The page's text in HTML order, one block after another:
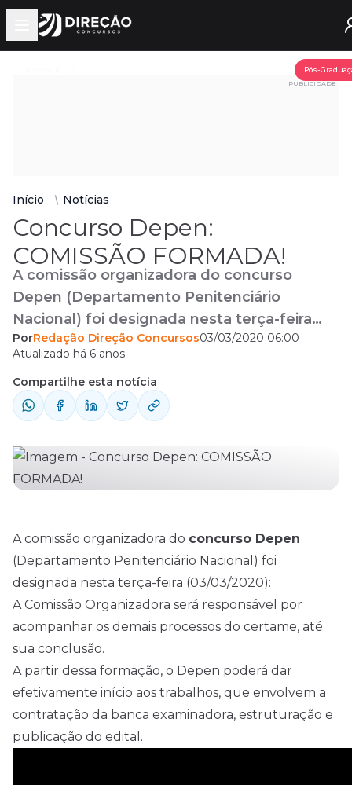
Open main menu
Pós-
PUBLICIDADE
Início Notícias
Concurso Depen:
COMISSÃO FORMADA!
A comissão organizadora do concurso
Depen (Departamento Penitenciário
Nacional) foi designada nesta terça-feira
(03/03/2020): A Comissão Organizadora será
responsável por acompanhar os demais
processos do certame, até sua conclusão. A
partir dessa formação, o Depen poderá dar
envolvem a contratação da banca
examinadora, estruturação e publicação do
edital. Vagas – ...
PorRedação Direção Concursos03/03/2020 06:00
Atualizado há 6 anos
Compartilhe esta notícia
A comissão organizadora do concurso Depen
(Departamento Penitenciário Nacional ) foi
designada nesta terça-feira (03/03/2020):
A Comissão Organizadora será responsável por
acompanhar os demais processos do certame, até
sua conclusão.
A partir dessa formação, o Depen poderá dar
efetivamente início aos trabalhos, que envolvem a
contratação da banca examinadora, estruturação e
publicação do edital .